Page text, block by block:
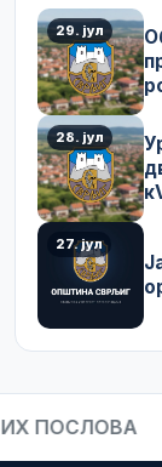
29. јул
28. јул
27. јул